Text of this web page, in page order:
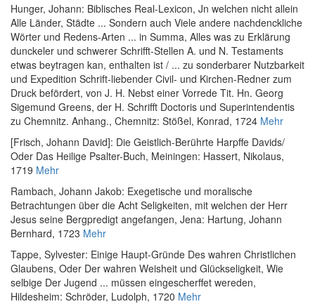
Hunger, Johann: Biblisches Real-Lexicon, Jn welchen nicht allein
Alle Länder, Städte ... Sondern auch Viele andere nachdenckliche
Wörter und Redens-Arten ... in Summa, Alles was zu Erklärung
dunckeler und schwerer Schrifft-Stellen A. und N. Testaments
etwas beytragen kan, enthalten ist / ... zu sonderbarer Nutzbarkeit
und Expedition Schrift-liebender Civil- und Kirchen-Redner zum
Druck befördert, von J. H. Nebst einer Vorrede Tit. Hn. Georg
Sigemund Greens, der H. Schrifft Doctoris und Superintendentis
zu Chemnitz. Anhang., Chemnitz: Stößel, Konrad, 1724 Mehr
[Frisch, Johann David]: Die Geistlich-Berührte Harpffe Davids/
Oder Das Heilige Psalter-Buch, Meiningen: Hassert, Nikolaus,
1719 Mehr
Rambach, Johann Jakob: Exegetische und moralische
Betrachtungen über die Acht Seligkeiten, mit welchen der Herr
Jesus seine Bergpredigt angefangen, Jena: Hartung, Johann
Bernhard, 1723 Mehr
Tappe, Sylvester: Einige Haupt-Gründe Des wahren Christlichen
Glaubens, Oder Der wahren Weisheit und Glückseligkeit, Wie
selbige Der Jugend ... müssen eingescherffet wereden,
Hildesheim: Schröder, Ludolph, 1720 Mehr